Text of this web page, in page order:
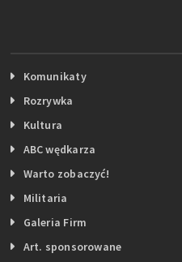
Komunikaty
Rozrywka
Kultura
ABC wędkarza
Warto zobaczyć!
Militaria
Galeria Firm
Art. sponsorowane